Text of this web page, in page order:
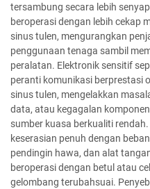
tersambung secara lebih
beroperasi dengan lebih cekap
sinus tulen, mengurangkan
penggunaan tenaga sambil
peralatan. Elektronik sensitif
peranti komunikasi berprestasi
sinus tulen, mengelakkan
data, atau kegagalan
sumber kuasa berkualiti
keserasian penuh dengan
pendingin hawa, dan alat
beroperasi dengan betul atau
gelombang terubahsuai.